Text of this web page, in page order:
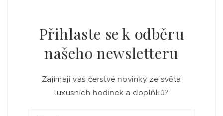
Přihlaste se k odběru
našeho newsletteru
Zajímají vás čerstvé novinky ze světa
luxusních hodinek a doplňků?